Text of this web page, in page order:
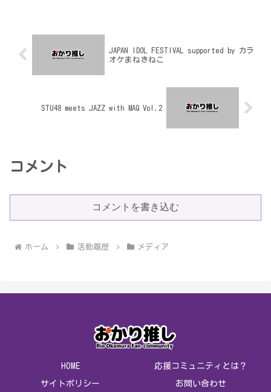
JAPAN IDOL FESTIVAL supported by カラ
オケまねきねこ
STU48 meets JAZZ with MAQ Vol.2
コメント
コメントを書き込む
ホーム 活動履歴 メディア
HOME 応援コミュニティとは？
サイトポリシー お問い合わせ